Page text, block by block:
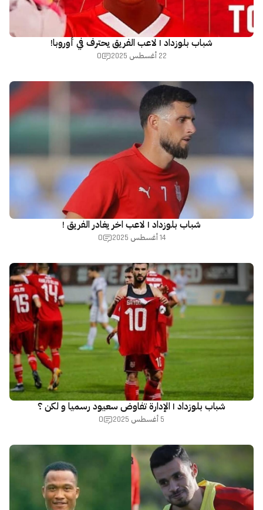
شباب بلوزداد | لاعب الفريق يحترف في أوروبا!
22 أغسطس 2025 0
شباب بلوزداد | لاعب اخر يغادر الفريق !
14 أغسطس 2025 0
شباب بلوزداد | الإدارة تفاوض سعيود رسميا و لكن ؟
5 أغسطس 2025 0